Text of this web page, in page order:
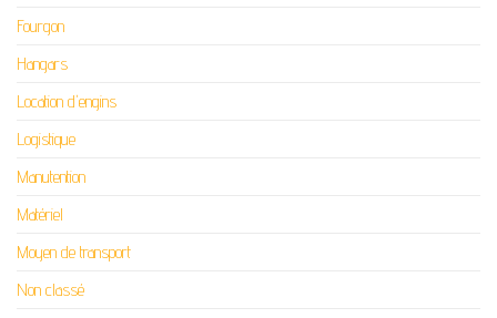
Fourgon
Hangars
Location d'engins
Logistique
Manutention
Matériel
Moyen de transport
Non classé